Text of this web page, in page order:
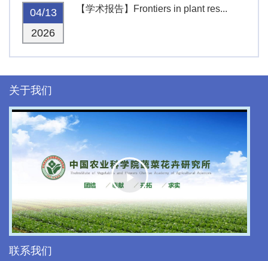
04/13
2026
【学术报告】Frontiers in plant res...
关于我们
Play
Video
联系我们